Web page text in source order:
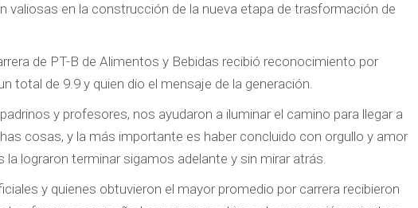
valiosas en la construcción de la nueva etapa de trasformación de
de PT-B de Alimentos y Bebidas recibió reconocimiento por
total de 9.9 y quien dio el mensaje de la generación.
y profesores, nos ayudaron a iluminar el camino para llegar a
cosas, y la más importante es haber concluido con orgullo y amor
la lograron terminar sigamos adelante y sin mirar atrás.
y quienes obtuvieron el mayor promedio por carrera recibieron